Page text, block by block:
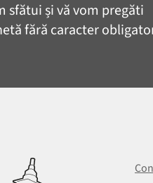
sfătui și vă vom pregăti
fără caracter